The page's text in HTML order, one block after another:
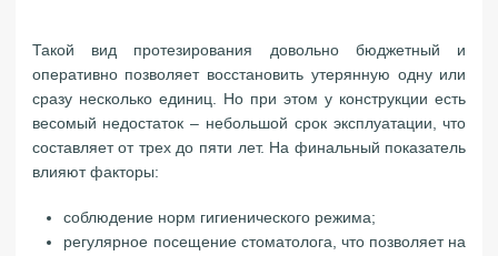
Такой вид протезирования довольно бюджетный и
оперативно позволяет восстановить утерянную одну или
сразу несколько единиц. Но при этом у конструкции есть
весомый недостаток – небольшой срок эксплуатации, что
составляет от трех до пяти лет. На финальный показатель
влияют факторы:
соблюдение норм гигиенического режима;
регулярное посещение стоматолога, что позволяет на